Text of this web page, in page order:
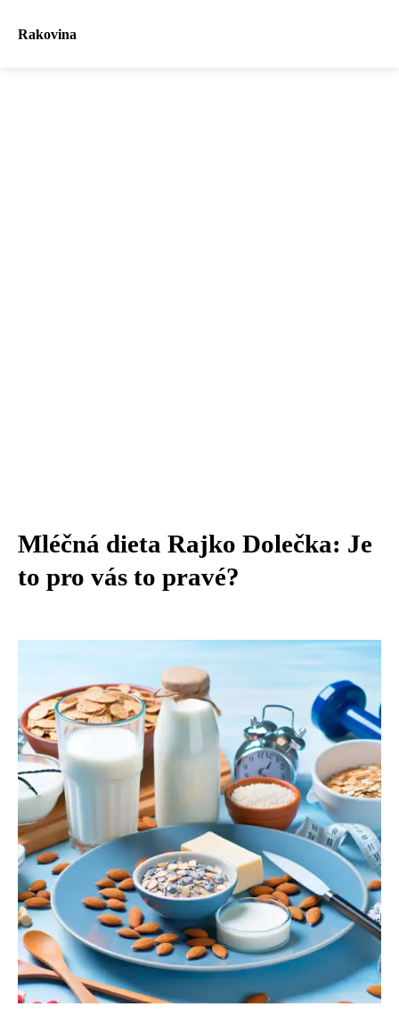
Rakovina
Mléčná dieta Rajko Dolečka: Je
to pro vás to pravé?